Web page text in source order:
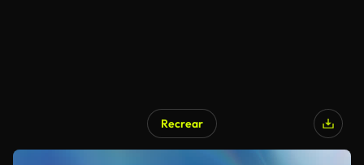
Recrear